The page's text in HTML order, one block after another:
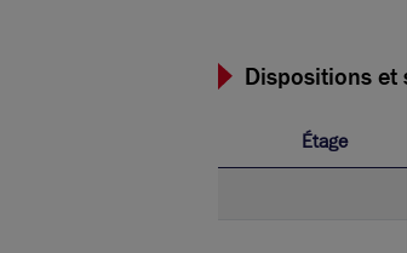
Dispositions et
Étage